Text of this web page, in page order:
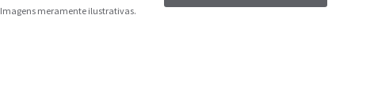
Imagens meramente ilustrativas.